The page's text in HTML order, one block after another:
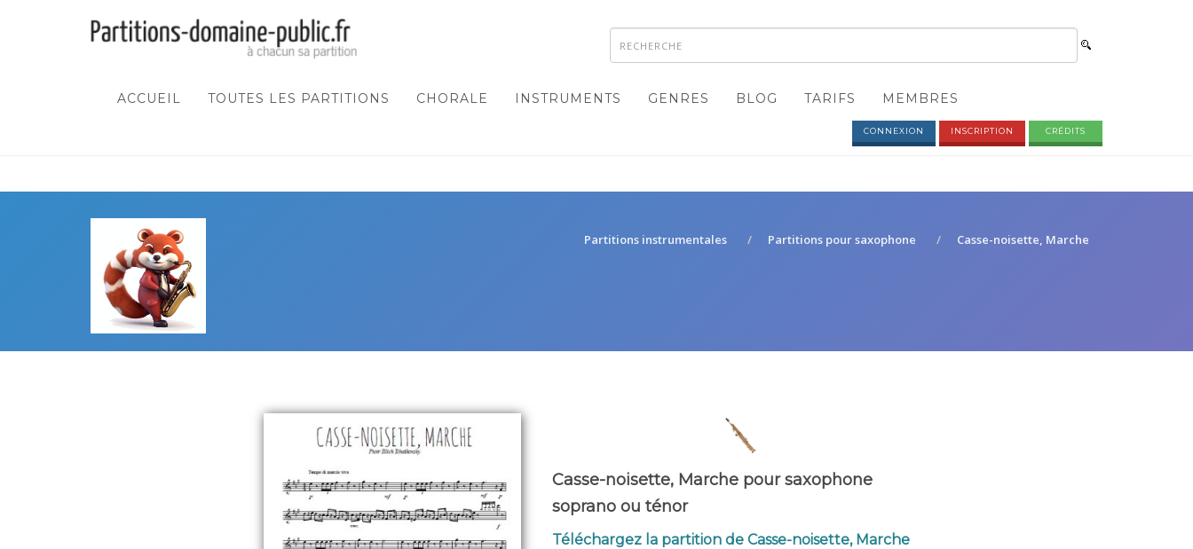
ACCUEIL TOUTES LES PARTITIONS CHORALE INSTRUMENTS GENRES BLOG TARIFS MEMBRES
CONNEXION INSCRIPTION CRÉDITS
Partitions instrumentales Partitions pour saxophone Casse-noisette, Marche
Casse-noisette, Marche pour saxophone
soprano ou ténor
Téléchargez la partition de Casse-noisette, Marche